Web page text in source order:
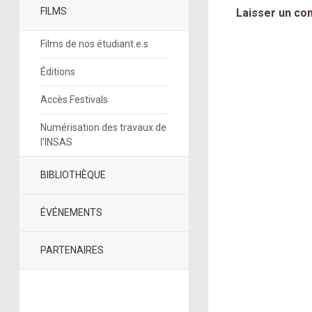
FILMS
Films de nos étudiant.e.s
Éditions
Accès Festivals
Numérisation des travaux de
l’INSAS
BIBLIOTHÈQUE
ÉVÉNEMENTS
PARTENAIRES
Laisser un